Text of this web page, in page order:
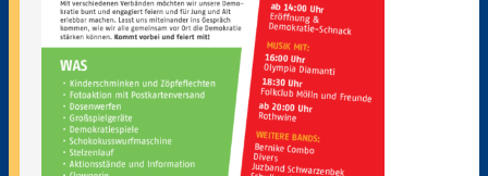
Messen
Pressespiegel